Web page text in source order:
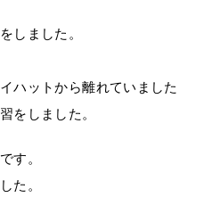
しました。
ハットから離れていました
をしました。
す。
た。